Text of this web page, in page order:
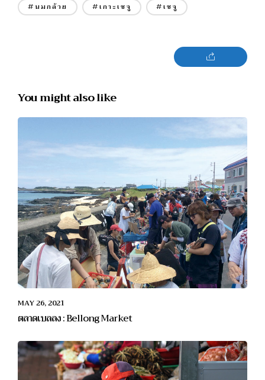
#นมกล้วย #เกาะเชจู #เชจู
You might also like
MAY 26, 2021
ตลาดเบลลง : Bellong Market